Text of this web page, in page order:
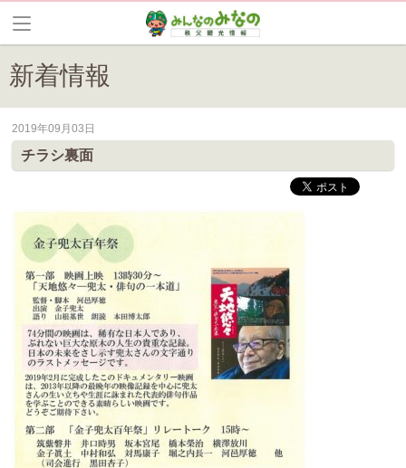
新着情報
皆野町のイベントやお祭り、花情報等の最新情報や観光協会会員情報
2019年09月03日
チラシ裏面